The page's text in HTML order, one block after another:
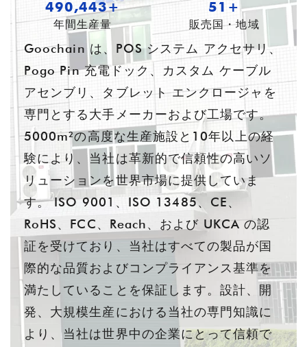
682,355+
年間生産量
55+
販売国・地域
Goochain は、POS システム アクセサリ、
Pogo Pin 充電ドック、カスタム ケーブル
アセンブリ、タブレット エンクロージャを
専門とする大手メーカーおよび工場です。
5000m²の高度な生産施設と10年以上の経
験により、当社は革新的で信頼性の高いソ
リューションを世界市場に提供していま
す。 ISO 9001、ISO 13485、CE、
RoHS、FCC、Reach、および UKCA の認
証を受けており、当社はすべての製品が国
際的な品質およびコンプライアンス基準を
満たしていることを保証します。設計、開
発、大規模生産における当社の専門知識に
より、当社は世界中の企業にとって信頼で